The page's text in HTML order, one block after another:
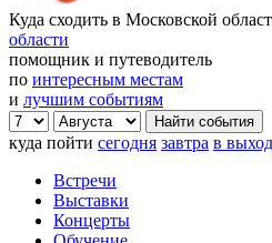
Куда сходить в Московской
области
помощник и путеводитель
по интересным местам
и лучшим событиям
куда пойти сегодня завтра в
Встречи
Выставки
Концерты